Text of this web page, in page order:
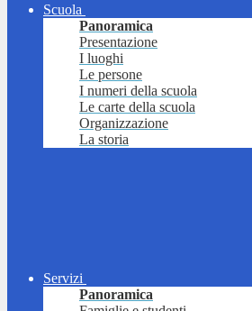
Scuola
Panoramica
Presentazione
I luoghi
Le persone
I numeri della scuola
Le carte della scuola
Organizzazione
La storia
Servizi
Panoramica